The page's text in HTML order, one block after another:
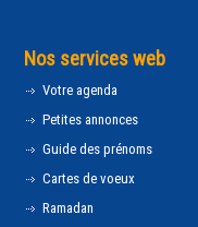
Nos services web
Votre agenda
Petites annonces
Guide des prénoms
Cartes de voeux
Ramadan